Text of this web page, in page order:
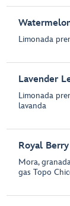
Limonada
Lavender
Limonada
lavanda
Royal
Mora,
gas Topo